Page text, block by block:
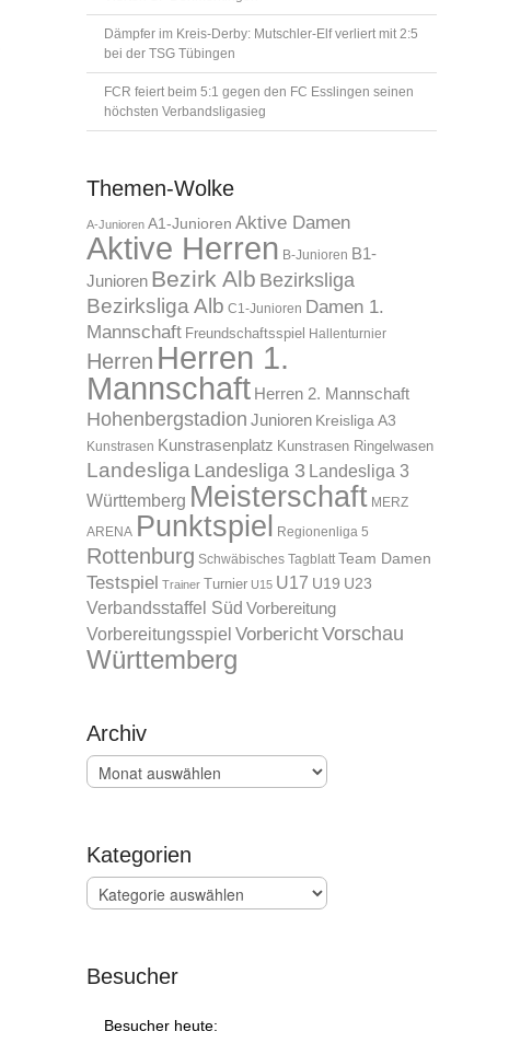
Dämpfer im Kreis-Derby: Mutschler-Elf verliert mit 2:5
bei der TSG Tübingen
FCR feiert beim 5:1 gegen den FC Esslingen seinen
höchsten Verbandsligasieg
Themen-Wolke
A-Junioren A1-Junioren Aktive Damen
Aktive Herren B-Junioren B1-
Junioren Bezirk Alb Bezirksliga
Bezirksliga Alb C1-Junioren Damen 1.
Mannschaft Freundschaftsspiel Hallenturnier
Herren Herren 1.
Mannschaft Herren 2. Mannschaft
Hohenbergstadion Junioren Kreisliga A3
Kunstrasen Kunstrasenplatz Kunstrasen Ringelwasen
Landesliga Landesliga 3 Landesliga 3
Württemberg Meisterschaft MERZ
ARENA Punktspiel Regionenliga 5
Rottenburg Schwäbisches Tagblatt Team Damen
Testspiel Trainer Turnier U15 U17 U19 U23
Verbandsstaffel Süd Vorbereitung
Vorbereitungsspiel VorberichtVorschau
Württemberg
Archiv
Archiv
Kategorien
Kategorien
Besucher
Besucher heute: